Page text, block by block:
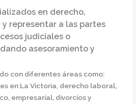
en derecho,
representar a las partes
judiciales o
asesoramiento y
con diferentes áreas como:
en La Victoria, derecho laboral,
empresarial, divorcios y